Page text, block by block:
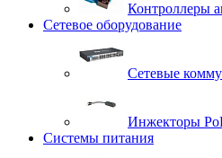
Контроллеры
Сетевое оборудование
Сетевые
Инжекторы
Системы питания